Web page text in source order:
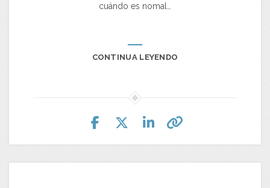
cuándo es nomal…
CONTINUA LEYENDO